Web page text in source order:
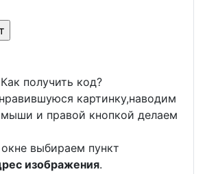
Как получить код?
картинку,наводим
мыши и правой кнопкой делаем
выбираем пункт
изображения.